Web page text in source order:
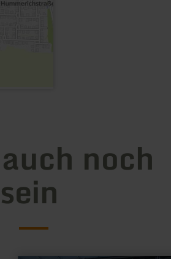
noch